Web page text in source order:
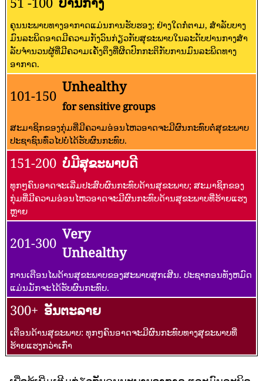
ຄຸນນະພາບທາງອາກາດແມ່ນການຮັບຮອງ; ຢ່າງໃດກໍ່ຕາມ, ສໍາລັບບາງ
ມົນລະພິດອາດມີຄວາມກັງວົນກ່ຽວກັບສຸຂະພາບໃນລະດັບປານກາງສໍາ
ລັບຈໍານວນຜູ້ທີ່ມີຄວາມເຄັ່ງຕຶງທີ່ຜິດປົກກະຕິກັບການມົນລະພິດທາງ
ອາກາດ.
101-150
Unhealthy
for sensitive groups
ສະມາຊິກຂອງກຸ່ມທີ່ມີຄວາມອ່ອນໄຫວອາດຈະມີຜົນກະທົບຕໍ່ສຸຂະພາບ
ປະຊາຊົນທົ່ວໄປບໍ່ໄດ້ຮັບຜົນກະທົບ.
151-200 ບໍ່ມີສຸຂະພາບດີ
ທຸກໆຄົນອາດຈະເລີ່ມປະສົບຜົນກະທົບດ້ານສຸຂະພາບ; ສະມາຊິກຂອງ
ກຸ່ມທີ່ມີຄວາມອ່ອນໄຫວອາດຈະມີຜົນກະທົບດ້ານສຸຂະພາບທີ່ຮ້າຍແຮງ
ຫຼາຍ
201-300
Very
Unhealthy
ການເຕືອນໄພດ້ານສຸຂະພາບຂອງສະພາບສຸກເສີນ. ປະຊາກອນທັງຫມົດ
ແມ່ນມັກຈະໄດ້ຮັບຜົນກະທົບ.
300+ ອັນຕະລາຍ
ເຕືອນດ້ານສຸຂະພາບ: ທຸກໆຄົນອາດຈະມີຜົນກະທົບທາງສຸຂະພາບທີ່
ຮ້າຍແຮງກວ່າເກົ່າ